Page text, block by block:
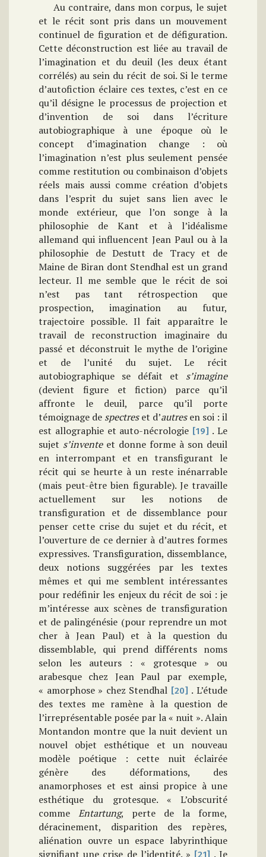
Au contraire, dans mon corpus, le sujet
et le récit sont pris dans un mouvement
continuel de figuration et de défiguration.
Cette déconstruction est liée au travail de
l’imagination et du deuil (les deux étant
corrélés) au sein du récit de soi. Si le terme
d’autofiction éclaire ces textes, c’est en ce
qu’il désigne le processus de projection et
d’invention de soi dans l’écriture
autobiographique à une époque où le
concept d’imagination change : où
l’imagination n’est plus seulement pensée
comme restitution ou combinaison d’objets
réels mais aussi comme création d’objets
dans l’esprit du sujet sans lien avec le
monde extérieur, que l’on songe à la
philosophie de Kant et à l’idéalisme
allemand qui influencent Jean Paul ou à la
philosophie de Destutt de Tracy et de
Maine de Biran dont Stendhal est un grand
lecteur. Il me semble que le récit de soi
n’est pas tant rétrospection que
prospection, imagination au futur,
trajectoire possible. Il fait apparaître le
travail de reconstruction imaginaire du
passé et déconstruit le mythe de l’origine
et de l’unité du sujet. Le récit
autobiographique se défait et s’imagine
(devient figure et fiction) parce qu’il
affronte le deuil, parce qu’il porte
témoignage de spectreset d’autresen soi : il
est allographie et auto-nécrologie [19] . Le
sujet s’inventeet donne forme à son deuil
en interrompant et en transfigurant le
récit qui se heurte à un reste inénarrable
(mais peut-être bien figurable). Je travaille
actuellement sur les notions de
transfiguration et de dissemblance pour
penser cette crise du sujet et du récit, et
l’ouverture de ce dernier à d’autres formes
expressives. Transfiguration, dissemblance,
deux notions suggérées par les textes
mêmes et qui me semblent intéressantes
pour redéfinir les enjeux du récit de soi : je
m’intéresse aux scènes de transfiguration
et de palingénésie (pour reprendre un mot
cher à Jean Paul) et à la question du
dissemblable, qui prend différents noms
selon les auteurs : « grotesque » ou
arabesque chez Jean Paul par exemple,
« amorphose » chez Stendhal [20] . L’étude
des textes me ramène à la question de
l’irreprésentable posée par la « nuit ». Alain
Montandon montre que la nuit devient un
nouvel objet esthétique et un nouveau
modèle poétique : cette nuit éclairée
génère des déformations, des
anamorphoses et est ainsi propice à une
esthétique du grotesque. « L’obscurité
comme Entartung, perte de la forme,
déracinement, disparition des repères,
aliénation ouvre un espace labyrinthique
signifiant une crise de l’identité. » [21] . Je